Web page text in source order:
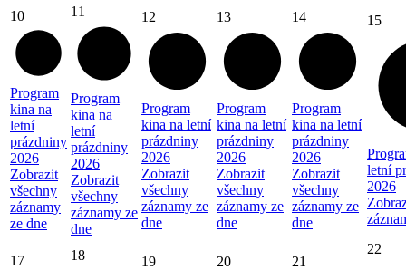
10
Program
kina na
letní
prázdniny
2026
Zobrazit
všechny
záznamy
ze dne
11
Program
kina na
letní
prázdniny
2026
Zobrazit
všechny
záznamy ze
dne
12
Program
kina na letní
prázdniny
2026
Zobrazit
všechny
záznamy ze
dne
13
Program
kina na letní
prázdniny
2026
Zobrazit
všechny
záznamy ze
dne
14
Program
kina na letní
prázdniny
2026
Zobrazit
všechny
záznamy ze
dne
15
letní
2026
17 18 19 20 21
22